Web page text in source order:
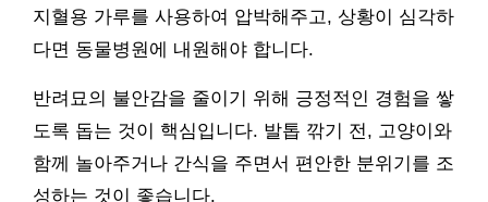
지혈용 가루를 사용하여 압박해주고, 상황이 심각하
다면 동물병원에 내원해야 합니다.
반려묘의 불안감을 줄이기 위해 긍정적인 경험을 쌓
도록 돕는 것이 핵심입니다. 발톱 깎기 전, 고양이와
함께 놀아주거나 간식을 주면서 편안한 분위기를 조
성하는 것이 좋습니다.